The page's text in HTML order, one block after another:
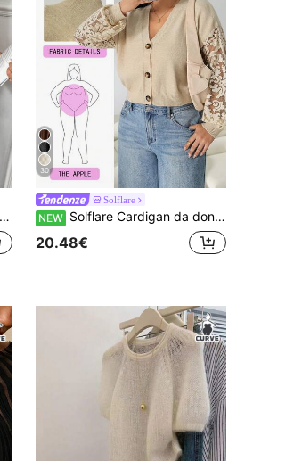
30
Solflare
NEW Solflare Cardigan da donna taglie forti autunno/inverno kaki maniche lunghe con patchwork in pizzo
20.48€